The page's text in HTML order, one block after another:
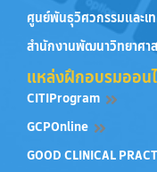
ศูนย์พันธุวิศวกรรมและเ
สำนักงานพัฒนาวิทยาศา
แหล่งฝึกอบรมออน
CITIProgram
GCPOnline
GOOD CLINICAL